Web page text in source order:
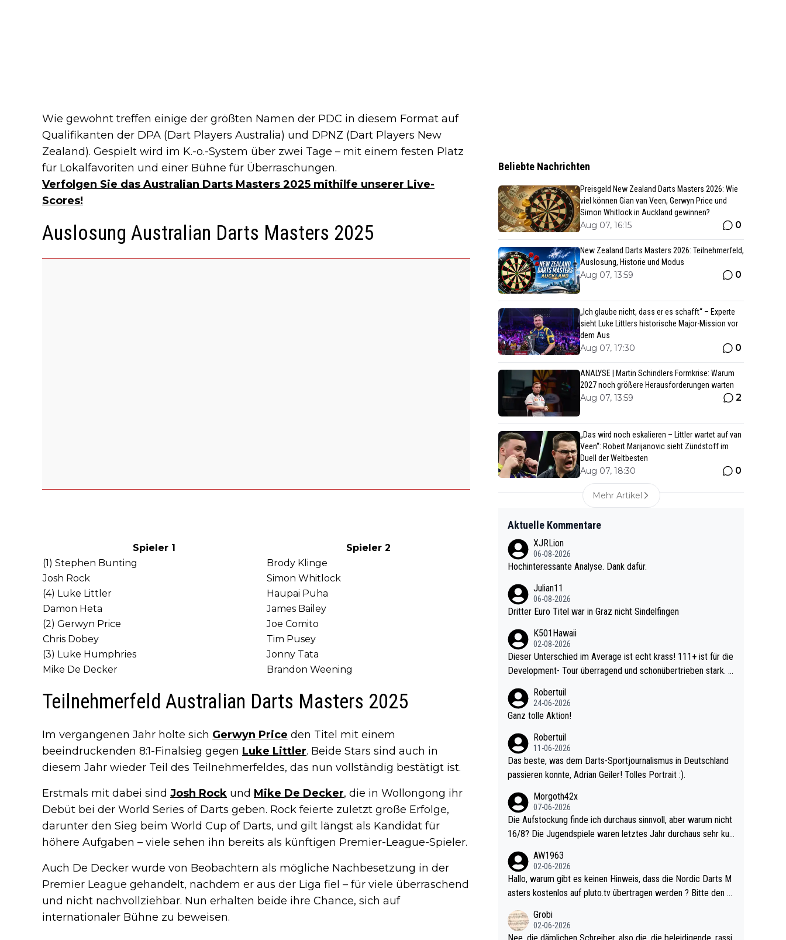
Wie gewohnt treffen einige der größten Namen der PDC in diesem Format auf
Qualifikanten der DPA (Dart Players Australia) und DPNZ (Dart Players New
Zealand). Gespielt wird im K.-o.-System über zwei Tage – mit einem festen Platz
für Lokalfavoriten und einer Bühne für Überraschungen.
Verfolgen Sie das Australian Darts Masters 2025 mithilfe unserer Live-
Scores!
Auslosung Australian Darts Masters 2025
Spieler 1
Spieler 2
(1) Stephen Bunting
Brody Klinge
Josh Rock
Simon Whitlock
(4) Luke Littler
Haupai Puha
Damon Heta
James Bailey
(2) Gerwyn Price
Joe Comito
Chris Dobey
Tim Pusey
(3) Luke Humphries
Jonny Tata
Mike De Decker
Brandon Weening
Teilnehmerfeld Australian Darts Masters 2025
Im vergangenen Jahr holte sich Gerwyn Price den Titel mit einem
beeindruckenden 8:1-Finalsieg gegen Luke Littler. Beide Stars sind auch in
diesem Jahr wieder Teil des Teilnehmerfeldes, das nun vollständig bestätigt ist.
Erstmals mit dabei sind Josh Rock und Mike De Decker, die in Wollongong ihr
Debüt bei der World Series of Darts geben. Rock feierte zuletzt große Erfolge,
darunter den Sieg beim World Cup of Darts, und gilt längst als Kandidat für
höhere Aufgaben – viele sehen ihn bereits als künftigen Premier-League-Spieler.
Auch De Decker wurde von Beobachtern als mögliche Nachbesetzung in der
Premier League gehandelt, nachdem er aus der Liga fiel – für viele überraschend
und nicht nachvollziehbar. Nun erhalten beide ihre Chance, sich auf
internationaler Bühne zu beweisen.
Beliebte Nachrichten
Preisgeld New Zealand Darts Masters 2026: Wie
viel können Gian van Veen, Gerwyn Price und
Simon Whitlock in Auckland gewinnen?
Aug 07, 16:15 0
New Zealand Darts Masters 2026: Teilnehmerfeld,
Auslosung, Historie und Modus
Aug 07, 13:59 0
„Ich glaube nicht, dass er es schafft“ – Experte
sieht Luke Littlers historische Major-Mission vor
dem Aus
Aug 07, 17:30 0
ANALYSE | Martin Schindlers Formkrise: Warum
2027 noch größere Herausforderungen warten
Aug 07, 13:59 2
„Das wird noch eskalieren – Littler wartet auf van
Veen“: Robert Marijanovic sieht Zündstoff im
Duell der Weltbesten
Aug 07, 18:30 0
Mehr Artikel
Aktuelle Kommentare
XJRLion
06-08-2026
Hochinteressante Analyse. Dank dafür.
Julian11
06-08-2026
Dritter Euro Titel war in Graz nicht Sindelfingen
K501Hawaii
02-08-2026
Dieser Unterschied im Average ist echt krass! 111+ ist für die
Development- Tour überragend und schonübertrieben stark. U
e mal 40+ erst recht. Da gewinnst keinen Blumentopf - ist ja n
och krasser wie ein Pokalspiel eines Kreisligisten vs einem Bu
Robertuil
24-06-2026
Ganz tolle Aktion!
Robertuil
11-06-2026
Das beste, was dem Darts-Sportjournalismus in Deutschland
passieren konnte, Adrian Geiler! Tolles Portrait :).
Morgoth42x
07-06-2026
Die Aufstockung finde ich durchaus sinnvoll, aber warum nicht
16/8? Die Jugendspiele waren letztes Jahr durchaus sehr kur
l. Allerdings ist Mitchell Lawrie als Nummer 1 der Welt eh quali
fiziert. Somit ändert die automatische Qualifikation des Weltm
eisters erstmal nichts. Ich denke sie wollen damit für nächste
d wohl wenig WDF Turniere spielen. Dies war bei Archie Self l
etztes Jahr der Fall. Er musste als amtierender Weltmeister d
AW1963
02-06-2026
Hallo, warum gibt es keinen Hinweis, dass die Nordic Darts M
asters kostenlos auf pluto.tv übertragen werden ? Bitte den A
Grobi
02-06-2026